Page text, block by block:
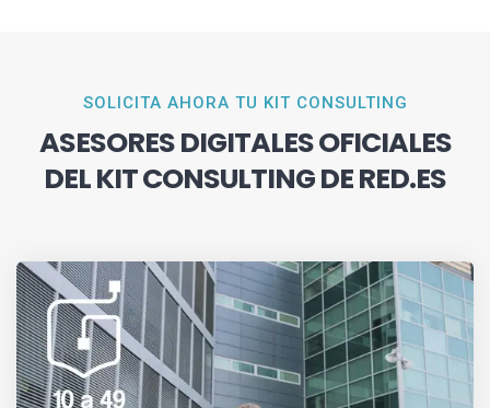
SOLICITA AHORA TU KIT CONSULTING
ASESORES DIGITALES OFICIALES
DEL KIT CONSULTING DE RED.ES